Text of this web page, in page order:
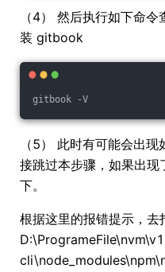
（4） 然后执行如下命
装 gitbook
gitbook -V
（5） 此时有可能会出
接跳过本步骤，如果出现
下。
根据这里的报错提示，去